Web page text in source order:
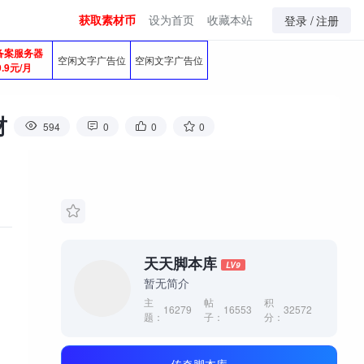
获取素材币 设为首页 收藏本站 登录 /注册
案服务器
元/月
空闲文字广告位 空闲文字广告位
594 0 0 0
天天脚本库 LV9
暂无简介
主
题：
16279
帖
子：
16553
积
分：
32572